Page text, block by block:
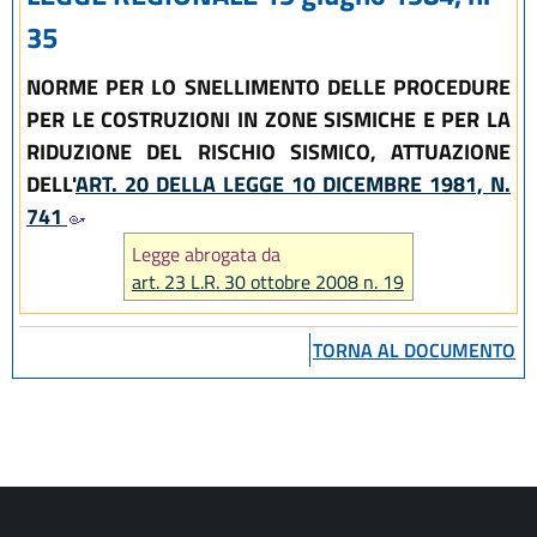
35
NORME PER LO SNELLIMENTO DELLE PROCEDURE
PER LE COSTRUZIONI IN ZONE SISMICHE E PER LA
RIDUZIONE DEL RISCHIO SISMICO, ATTUAZIONE
DELL'ART. 20 DELLA LEGGE 10 DICEMBRE 1981, N.
741
Legge abrogata da
art. 23 L.R. 30 ottobre 2008 n. 19
TORNA AL DOCUMENTO